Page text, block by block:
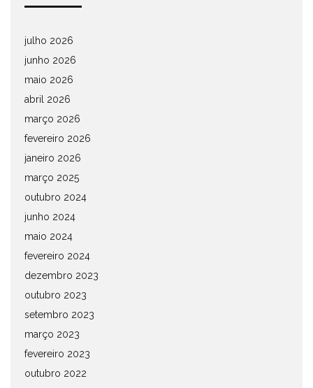
julho 2026
junho 2026
maio 2026
abril 2026
março 2026
fevereiro 2026
janeiro 2026
março 2025
outubro 2024
junho 2024
maio 2024
fevereiro 2024
dezembro 2023
outubro 2023
setembro 2023
março 2023
fevereiro 2023
outubro 2022